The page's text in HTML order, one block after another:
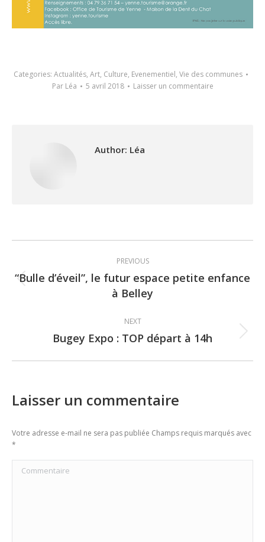
Categories: Actualités, Art, Culture, Evenementiel, Vie des communes
Par Léa 5 avril 2018 Laisser un commentaire
Author: Léa
navigation
PREVIOUS
Previous
post:
“Bulle d’éveil”, le futur espace petite enfance
à Belley
NEXT
Next
Bugey Expo : TOP départ à 14h
Laisser un commentaire
Votre adresse e-mail ne sera pas publiée Champs requis marqués avec
*
Commentaire